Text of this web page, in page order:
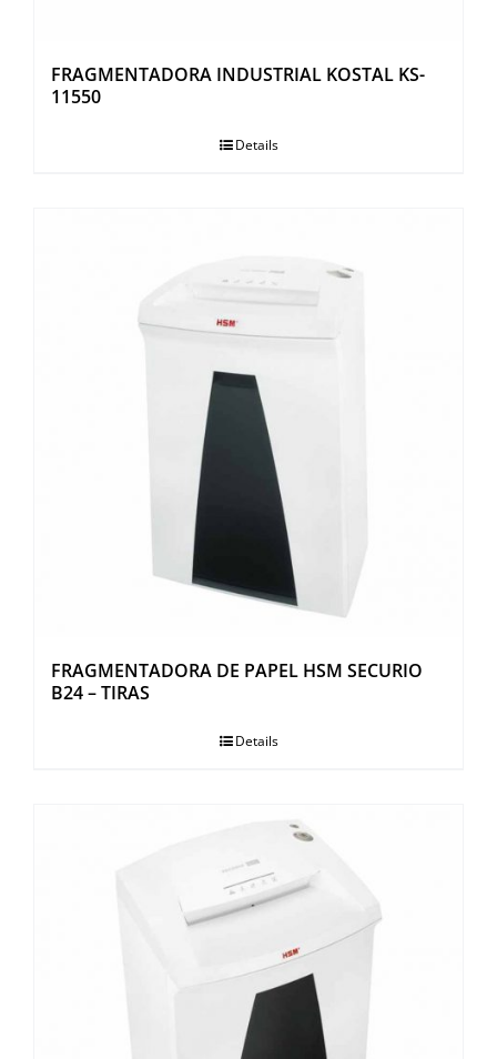
FRAGMENTADORA INDUSTRIAL KOSTAL KS-
11550
Details
FRAGMENTADORA DE PAPEL HSM SECURIO
B24 – TIRAS
Details